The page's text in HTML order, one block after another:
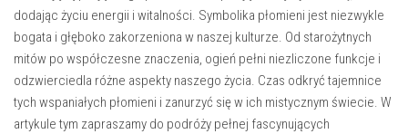
dodając życiu energii i ⁤witalności. ‌Symbolika⁢ płomieni jest‌ niezwykle
bogata i głęboko zakorzeniona w naszej​ kulturze. Od starożytnych
mitów po‍ współczesne znaczenia, ogień pełni niezliczone‍ funkcje i
⁤odzwierciedla różne aspekty naszego ‍życia. Czas odkryć tajemnice
tych wspaniałych płomieni i zanurzyć się ⁤w ich mistycznym świecie. W
artykule tym zapraszamy do podróży pełnej fascynujących